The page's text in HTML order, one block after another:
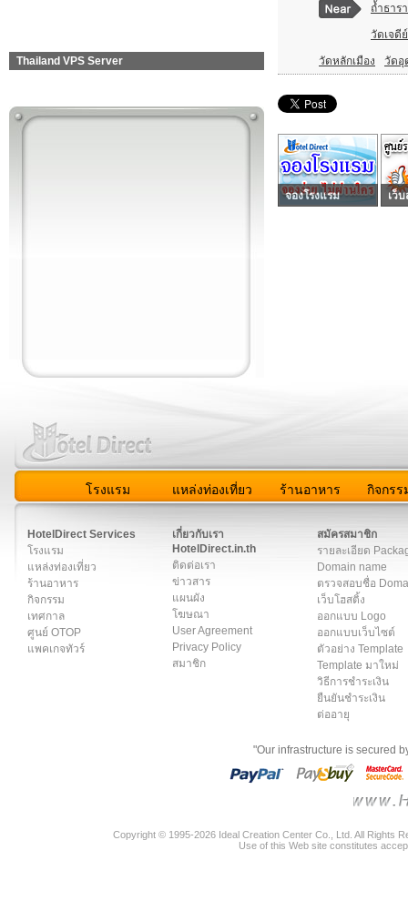
Thailand VPS Server
ถ้ำธาร
วัดเจดี
วัดหลักเมือง วัดอุ
จองโรงแรม เว็
โรงแรม แหล่งท่องเที่ยว ร้านอาหาร กิจกรร
HotelDirect Services
โรงแรม
แหล่งท่องเที่ยว
ร้านอาหาร
กิจกรรม
เทศกาล
ศูนย์ OTOP
แพคเกจทัวร์
เกี่ยวกับเรา
HotelDirect.in.th
ติดต่อเรา
ข่าวสาร
แผนผัง
โฆษณา
User Agreement
Privacy Policy
สมาชิก
สมัครสมาชิก
รายละเอียด
Domain name
ตรวจสอบชื่อ
เว็บโฮสติ้ง
ออกแบบ Logo
ออกแบบเว็บไซต์
ตัวอย่าง Template
Template มาใหม่
วิธีการชำระเงิน
ยืนยันชำระเงิน
ต่ออายุ
"Our infrastructure is secured
Copyright © 1995-2026 Ideal Creation Center Co., Ltd. All Rights
Use of this Web site constitutes